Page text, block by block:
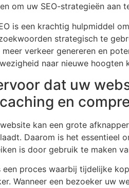
om uw SEO-strategieën aan
is een krachtig hulpmiddel
strategisch te
verkeer genereren en
naar nieuwe hoogten
dat uw
en
kan een grote
Daarom is het essentieel
is door gebruik te maken
een proces waarbij tijdelijke
Wanneer een bezoeker uw